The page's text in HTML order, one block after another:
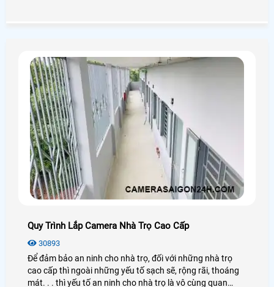
Quy Trình Lắp Camera Nhà Trọ Cao Cấp
30893
Để đảm bảo an ninh cho nhà trọ, đối với những nhà trọ
cao cấp thì ngoài những yếu tố sạch sẽ, rộng rãi, thoáng
mát. . . thì yếu tố an ninh cho nhà trọ là vô cùng quan